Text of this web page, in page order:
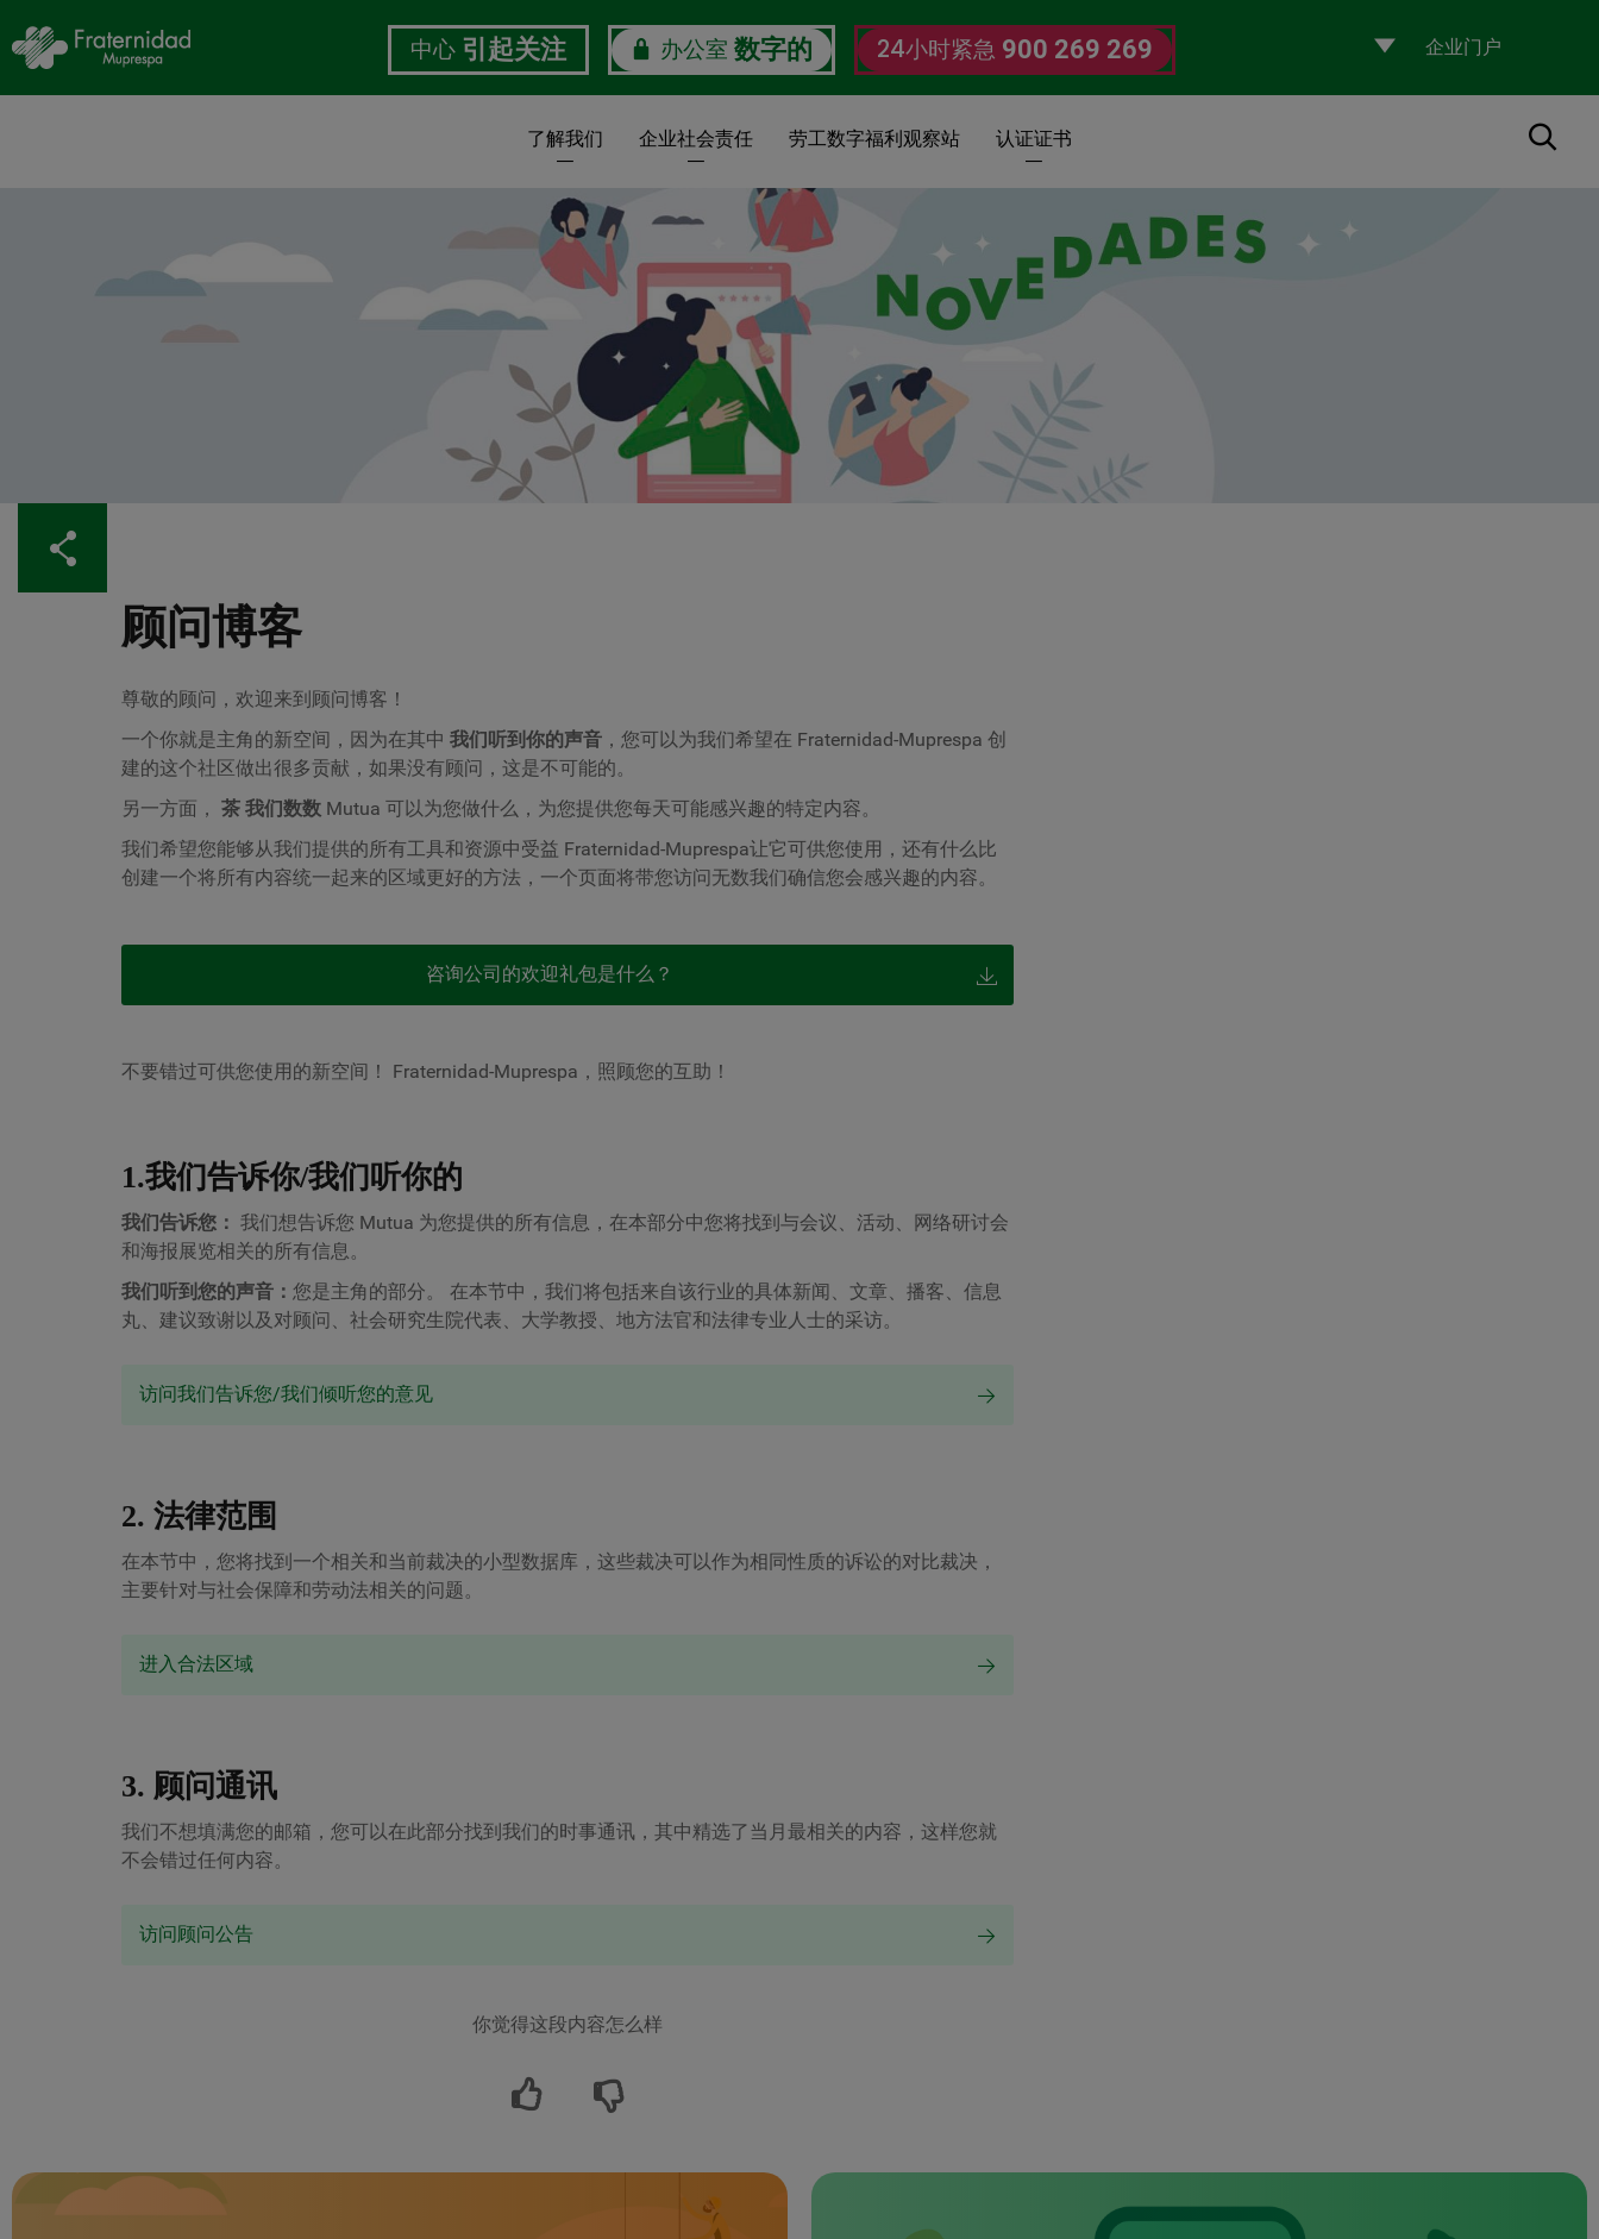
中心 引起关注 办公室 数字的 24小时紧急 900 269 269
Selecciona
un
了解我们 企业社会责任 劳工数字福利观察站 认证证书 搜索
顾问博客
尊敬的顾问，欢迎来到顾问博客！
一个你就是主角的新空间，因为在其中 我们听到你的声音 ，您可以为我们希望在 Fraternidad-Muprespa 创
建的这个社区做出很多贡献，如果没有顾问，这是不可能的。
另一方面， 茶 我们数数 Mutua 可以为您做什么，为您提供您每天可能感兴趣的特定内容。
我们希望您能够从我们提供的所有工具和资源中受益 Fraternidad-Muprespa让它可供您使用，还有什么比
创建一个将所有内容统一起来的区域更好的方法，一个页面将带您访问无数我们确信您会感兴趣的内容。
咨询公司的欢迎礼包是什么？
不要错过可供您使用的新空间！ Fraternidad-Muprespa ，照顾您的互助！
1.我们告诉你/我们听你的
我们告诉您： 我们想告诉您 Mutua 为您提供的所有信息，在本部分中您将找到与会议、活动、网络研讨会
和海报展览相关的所有信息。
我们听到您的声音： 您是主角的部分。 在本节中，我们将包括来自该行业的具体新闻、文章、播客、信息
丸、建议致谢以及对顾问、社会研究生院代表、大学教授、地方法官和法律专业人士的采访。
访问我们告诉您/我们倾听您的意见
2. 法律范围
在本节中，您将找到一个相关和当前裁决的小型数据库，这些裁决可以作为相同性质的诉讼的对比裁决，
主要针对与社会保障和劳动法相关的问题。
进入合法区域
3. 顾问通讯
我们不想填满您的邮箱，您可以在此部分找到我们的时事通讯，其中精选了当月最相关的内容，这样您就
不会错过任何内容。
访问顾问公告
你觉得这段内容怎么样